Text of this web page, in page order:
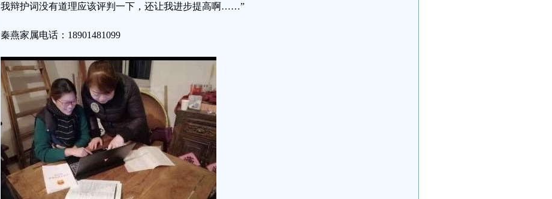
我辩护词没有道理应该评判一下，还让我进步提高啊……”
秦燕家属电话：18901481099